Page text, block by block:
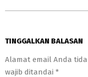
TINGGALKAN BALASAN
Alamat email Anda
wajib ditandai *